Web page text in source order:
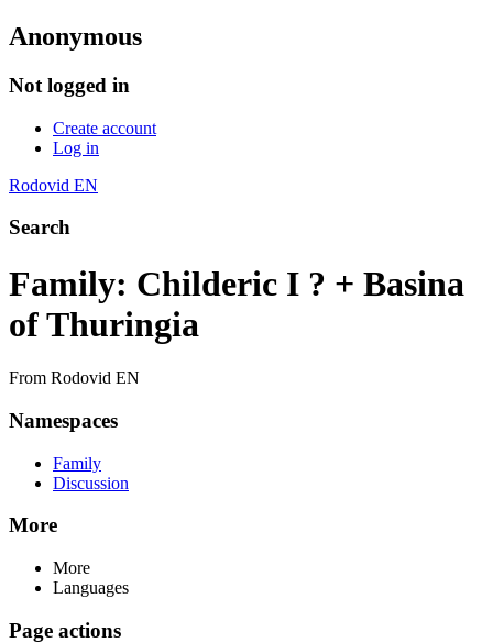
Anonymous
Not logged in
Create account
Log in
Rodovid EN
Search
Family: Childeric I ? + Basina
of Thuringia
From Rodovid EN
Namespaces
Family
Discussion
More
More
Languages
Page actions